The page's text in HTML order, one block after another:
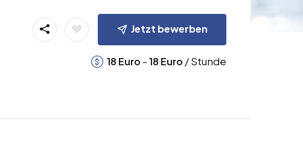
Jetzt bewerben
18 Euro -18 Euro / Stunde